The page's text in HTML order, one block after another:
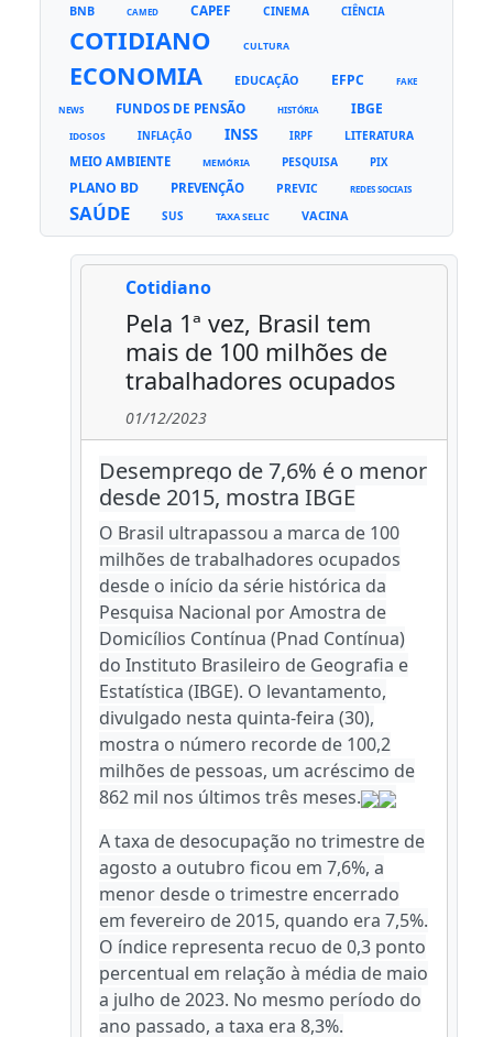
BNB CAMED CAPEF CINEMA CIÊNCIA
COTIDIANO CULTURA
ECONOMIA EDUCAÇÃO EFPC FAKE
NEWS FUNDOS DE PENSÃO HISTÓRIA IBGE
IDOSOS INFLAÇÃO INSS IRPF LITERATURA
MEIO AMBIENTE MEMÓRIA PESQUISA PIX
PLANO BD PREVENÇÃO PREVIC REDES SOCIAIS
SAÚDE SUS TAXA SELIC VACINA
Cotidiano
Pela 1ª vez, Brasil tem
mais de 100 milhões de
trabalhadores ocupados
01/12/2023
Desemprego de 7,6% é o menor
desde 2015, mostra IBGE
O Brasil ultrapassou a marca de 100
milhões de trabalhadores ocupados
desde o início da série histórica da
Pesquisa Nacional por Amostra de
Domicílios Contínua (Pnad Contínua)
do Instituto Brasileiro de Geografia e
Estatística (IBGE). O levantamento,
divulgado nesta quinta-feira (30),
mostra o número recorde de 100,2
milhões de pessoas, um acréscimo de
862 mil nos últimos três meses.
A taxa de desocupação no trimestre de
agosto a outubro ficou em 7,6%, a
menor desde o trimestre encerrado
em fevereiro de 2015, quando era 7,5%.
O índice representa recuo de 0,3 ponto
percentual em relação à média de maio
a julho de 2023. No mesmo período do
ano passado, a taxa era 8,3%.